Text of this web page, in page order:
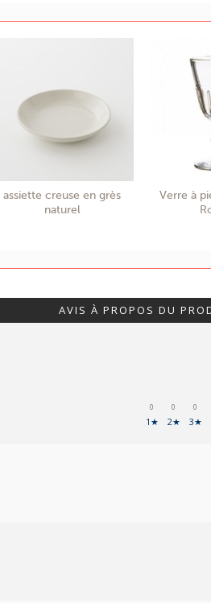
assiette creuse en grès
naturel
Verre à
AVIS À PROPOS DU
0
1★
0
2★
0
3★